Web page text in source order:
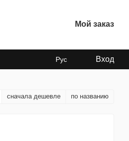
Мой заказ
Рус Вход
сначала дешевле по названию